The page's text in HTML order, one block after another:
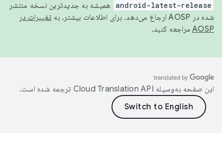
android-latest-release
همیشه به جدیدترین نسخه منتشر
شده در AOSP ارجاع می‌دهد. برای اطلاعات بیشتر، به
تغییرات در
AOSP مراجعه کنید.
این صفحه به‌وسیله ترجمه شده است.